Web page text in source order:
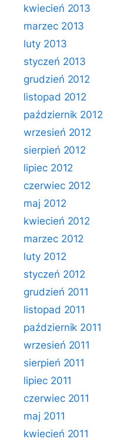
kwiecień 2013
marzec 2013
luty 2013
styczeń 2013
grudzień 2012
listopad 2012
październik 2012
wrzesień 2012
sierpień 2012
lipiec 2012
czerwiec 2012
maj 2012
kwiecień 2012
marzec 2012
luty 2012
styczeń 2012
grudzień 2011
listopad 2011
październik 2011
wrzesień 2011
sierpień 2011
lipiec 2011
czerwiec 2011
maj 2011
kwiecień 2011